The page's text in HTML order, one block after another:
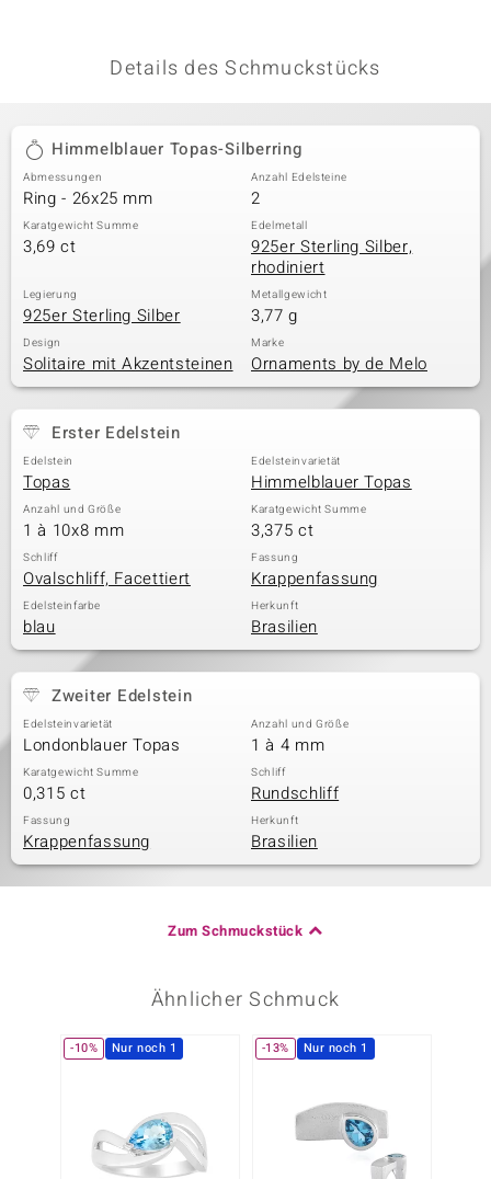
Details des Schmuckstücks
Himmelblauer Topas-Silberring
Abmessungen
Ring - 26x25 mm
Anzahl Edelsteine
2
Karatgewicht Summe
3,69 ct
Edelmetall
925er Sterling Silber,
rhodiniert
Legierung
925er Sterling Silber
Metallgewicht
3,77 g
Design
Solitaire mit Akzentsteinen
Marke
Ornaments by de Melo
Erster Edelstein
Edelstein
Topas
Edelsteinvarietät
Himmelblauer Topas
Anzahl und Größe
1 à 10x8 mm
Karatgewicht Summe
3,375 ct
Schliff
Ovalschliff, Facettiert
Fassung
Krappenfassung
Edelsteinfarbe
blau
Herkunft
Brasilien
Zweiter Edelstein
Edelsteinvarietät
Londonblauer Topas
Anzahl und Größe
1 à 4 mm
Karatgewicht Summe
0,315 ct
Schliff
Rundschliff
Fassung
Krappenfassung
Herkunft
Brasilien
Zum Schmuckstück
Ähnlicher Schmuck
-10% Nur noch 1 -13% Nur noch 1